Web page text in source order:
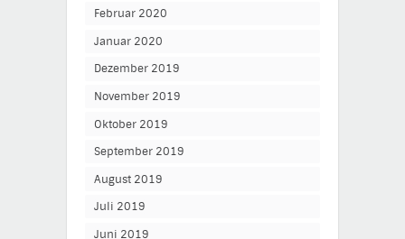
Februar 2020
Januar 2020
Dezember 2019
November 2019
Oktober 2019
September 2019
August 2019
Juli 2019
Juni 2019